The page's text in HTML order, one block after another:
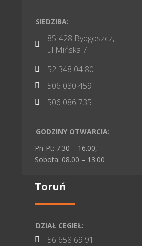
SIEDZIBA:

85-428 Bydgoszcz,
ul Mińska 7
 52 348 04 80
 506 030 459
 506 086 735
GODZINY OTWARCIA:
Pn-Pt: 7.30 – 16.00,
Sobota: 08.00 – 13.00
Toruń
DZIAŁ CEGIEŁ:
 56 658 69 91